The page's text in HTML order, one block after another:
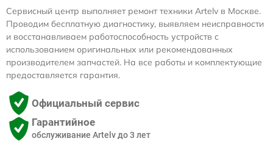
Сервисный центр выполняет ремонт техники Artelv в Москве.
Проводим бесплатную диагностику, выявляем неисправности
и восстанавливаем работоспособность устройств с
использованием оригинальных или рекомендованных
производителем запчастей. На все работы и комплектующие
предоставляется гарантия.
Официальный сервис
Гарантийное
обслуживание Artelv до 3 лет